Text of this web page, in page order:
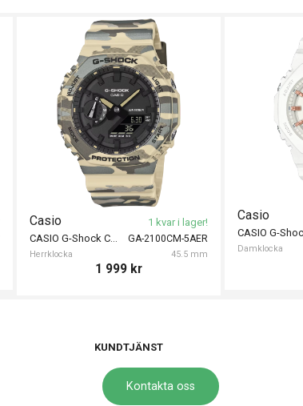
GA-2100CM-5AER
Casio
Herrklocka 45.5 mm
CASIO G-Shock Camouflage 45mm
1 kvar i lager!
1 999 kr
Casio
Damklocka
KUNDTJÄNST
Kontakta oss